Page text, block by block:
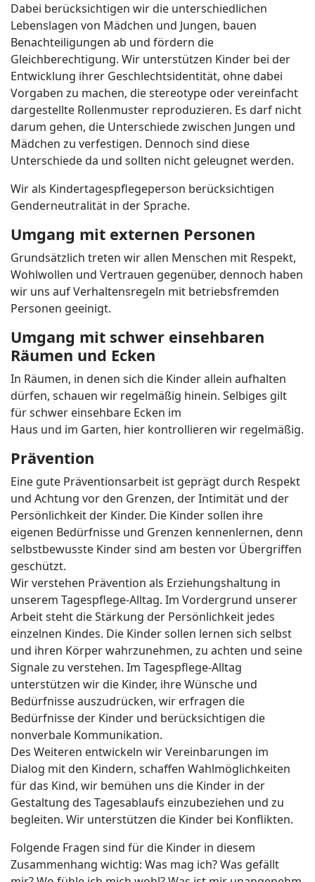
Dabei berücksichtigen wir die unterschiedlichen
Lebenslagen von Mädchen und Jungen, bauen
Benachteiligungen ab und fördern die
Gleichberechtigung. Wir unterstützen Kinder bei der
Entwicklung ihrer Geschlechtsidentität, ohne dabei
Vorgaben zu machen, die stereotype oder vereinfacht
dargestellte Rollenmuster reproduzieren. Es darf nicht
darum gehen, die Unterschiede zwischen Jungen und
Mädchen zu verfestigen. Dennoch sind diese
Unterschiede da und sollten nicht geleugnet werden.
Wir als Kindertagespflegeperson berücksichtigen
Genderneutralität in der Sprache.
Umgang mit externen Personen
Grundsätzlich treten wir allen Menschen mit Respekt,
Wohlwollen und Vertrauen gegenüber, dennoch haben
wir uns auf Verhaltensregeln mit betriebsfremden
Personen geeinigt.
Umgang mit schwer einsehbaren
Räumen und Ecken
In Räumen, in denen sich die Kinder allein aufhalten
dürfen, schauen wir regelmäßig hinein. Selbiges gilt
für schwer einsehbare Ecken im
Haus und im Garten, hier kontrollieren wir regelmäßig.
Prävention
Eine gute Präventionsarbeit ist geprägt durch Respekt
und Achtung vor den Grenzen, der Intimität und der
Persönlichkeit der Kinder. Die Kinder sollen ihre
eigenen Bedürfnisse und Grenzen kennenlernen, denn
selbstbewusste Kinder sind am besten vor Übergriffen
geschützt.
Wir verstehen Prävention als Erziehungshaltung in
unserem Tagespflege-Alltag. Im Vordergrund unserer
Arbeit steht die Stärkung der Persönlichkeit jedes
einzelnen Kindes. Die Kinder sollen lernen sich selbst
und ihren Körper wahrzunehmen, zu achten und seine
Signale zu verstehen. Im Tagespflege-Alltag
unterstützen wir die Kinder, ihre Wünsche und
Bedürfnisse auszudrücken, wir erfragen die
Bedürfnisse der Kinder und berücksichtigen die
nonverbale Kommunikation.
Des Weiteren entwickeln wir Vereinbarungen im
Dialog mit den Kindern, schaffen Wahlmöglichkeiten
für das Kind, wir bemühen uns die Kinder in der
Gestaltung des Tagesablaufs einzubeziehen und zu
begleiten. Wir unterstützen die Kinder bei Konflikten.
Folgende Fragen sind für die Kinder in diesem
Zusammenhang wichtig: Was mag ich? Was gefällt